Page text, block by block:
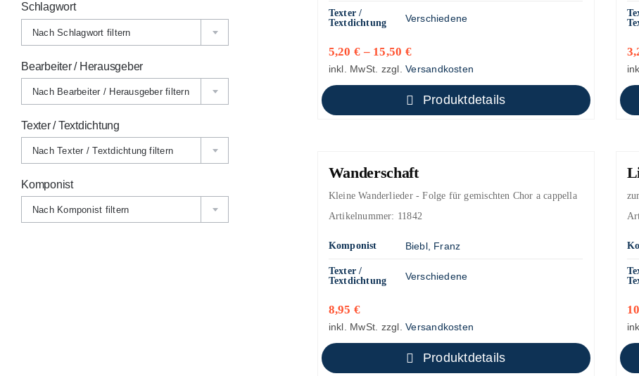
Texter /
Textdichtung
Verschiedene
5,20€ – 15,50 €
inkl. MwSt. zzgl.Versandkosten
Produktdetails
Wanderschaft
Kleine Wanderlieder - Folge für gemischten Chor a cappella
Artikelnummer: 11842
Komponist Biebl, Franz
Texter /
Textdichtung
Verschiedene
8,95€
inkl. MwSt. zzgl.Versandkosten
Produktdetails
Schlagwort
Nach Schlagwort filtern
Bearbeiter / Herausgeber
Nach Bearbeiter / Herausgeber filtern
Texter / Textdichtung
Nach Texter / Textdichtung filtern
Komponist
Nach Komponist filtern